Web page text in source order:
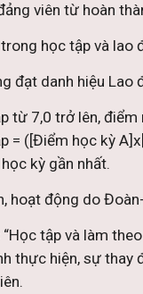
viên từ hoàn
học tập và lao
đạt danh hiệu
từ 7,0 trở lên,
= ([Điểm học kỳ
kỳ gần nhất.
hoạt động do
tập và làm
thực hiện, sự thay